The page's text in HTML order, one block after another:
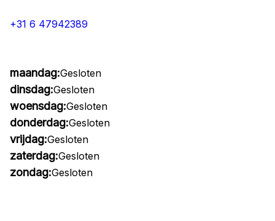
+31 6 47942389
maandag:Gesloten
dinsdag:Gesloten
woensdag:Gesloten
donderdag:Gesloten
vrijdag:Gesloten
zaterdag:Gesloten
zondag:Gesloten